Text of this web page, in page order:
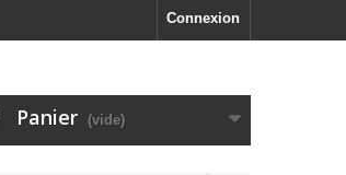
Connexion
Panier (vide)